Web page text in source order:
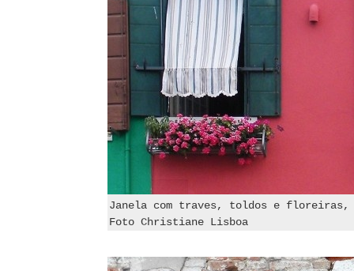
Janela com traves, toldos e floreiras,
Foto Christiane Lisboa